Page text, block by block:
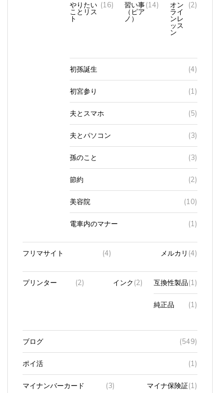
やりたい
ことリス
ト
(16) 習い事
（ピア
ノ）
(14) オン
ライ
ンレ
ッス
ン
(2)
初孫誕生 (4)
初宮参り (1)
夫とスマホ (5)
夫とパソコン (3)
孫のこと (3)
節約 (2)
美容院 (10)
電車内のマナー (1)
フリマサイト (4) メルカリ (4)
プリンター (2) インク (2) 互換性製品(1)
純正品 (1)
ブログ (549)
ポイ活 (1)
マイナンバーカード (3) マイナ保険証(1)